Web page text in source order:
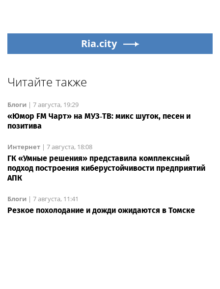
Ria.city
Читайте также
Блоги | 7 августа, 19:29
«Юмор FM Чарт» на МУЗ‑ТВ: микс шуток, песен и
позитива
Интернет | 7 августа, 18:08
ГК «Умные решения» представила комплексный
подход построения киберустойчивости предприятий
АПК
Блоги | 7 августа, 11:41
Резкое похолодание и дожди ожидаются в Томске